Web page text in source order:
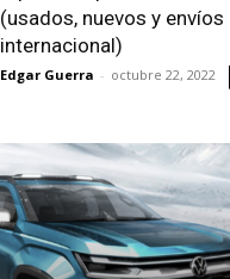
(usados, nuevos y envíos
internacional)
Edgar Guerra - octubre 22, 2022